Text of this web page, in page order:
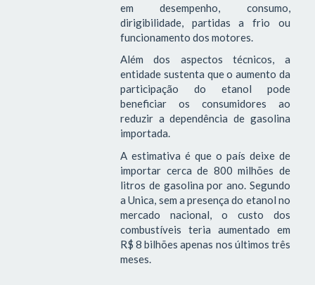
em desempenho, consumo,
dirigibilidade, partidas a frio ou
funcionamento dos motores.
Além dos aspectos técnicos, a
entidade sustenta que o aumento da
participação do etanol pode
beneficiar os consumidores ao
reduzir a dependência de gasolina
importada.
A estimativa é que o país deixe de
importar cerca de 800 milhões de
litros de gasolina por ano. Segundo
a Unica, sem a presença do etanol no
mercado nacional, o custo dos
combustíveis teria aumentado em
R$ 8 bilhões apenas nos últimos três
meses.